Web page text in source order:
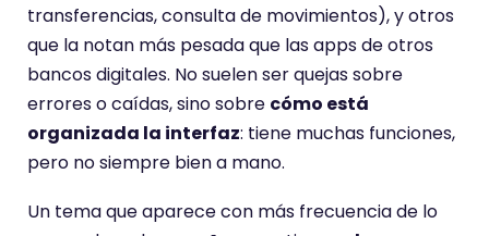
transferencias, consulta de movimientos), y otros
que la notan más pesada que las apps de otros
bancos digitales. No suelen ser quejas sobre
errores o caídas, sino sobre cómo está
organizada la interfaz: tiene muchas funciones,
pero no siempre bien a mano.
Un tema que aparece con más frecuencia de lo